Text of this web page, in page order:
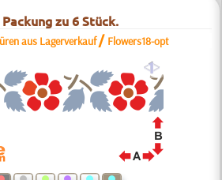
zu 6 Stück.
aus Lagerverkauf / Flowers18-opt
a